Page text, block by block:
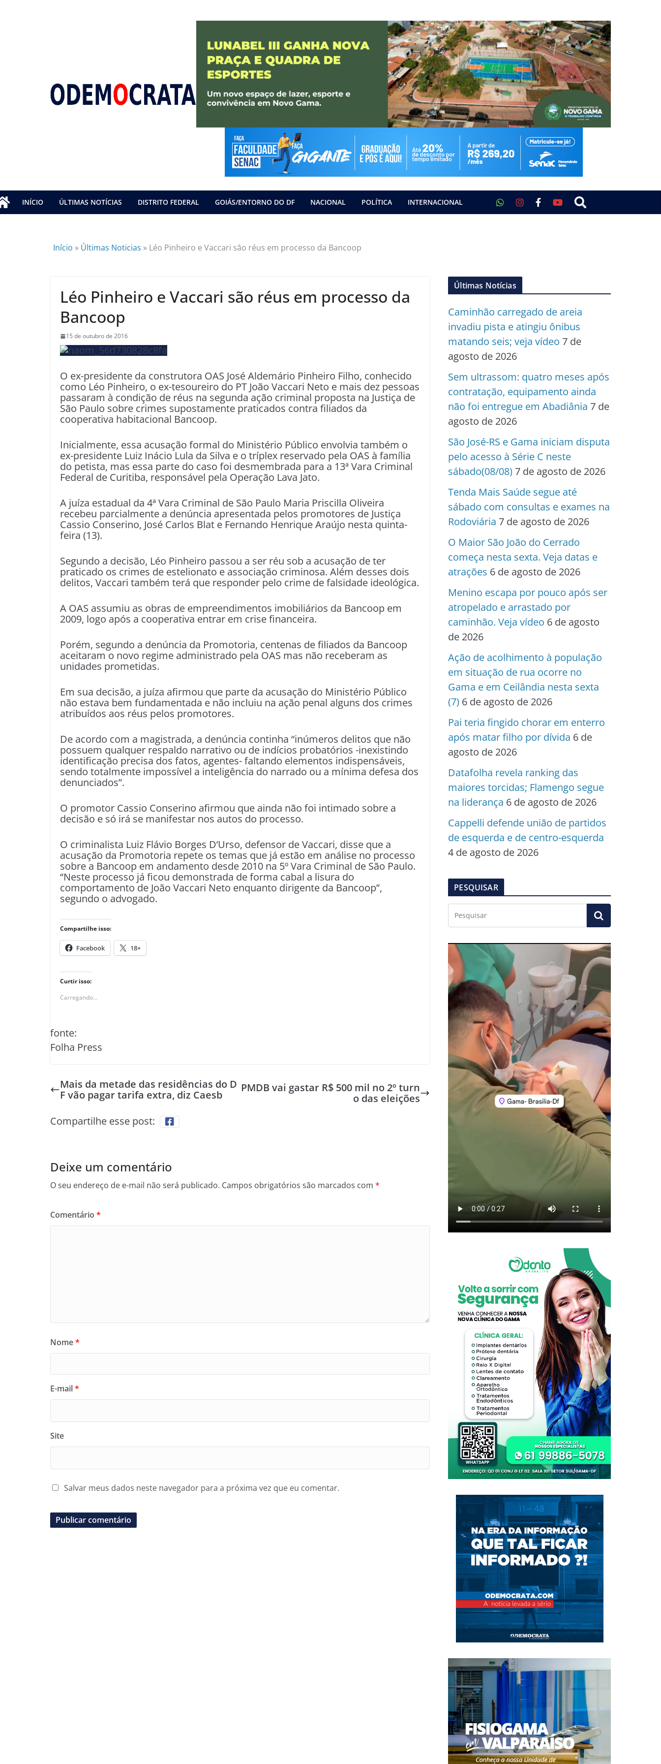
INÍCIO ÚLTIMAS NOTÍCIAS DISTRITO FEDERAL GOIÁS/ENTORNO DO DF NACIONAL POLÍTICA INTERNACIONAL
Início » Últimas Noticias » Léo Pinheiro e Vaccari são réus em processo da Bancoop
Léo Pinheiro e Vaccari são réus em processo da
Bancoop
15 de outubro de 2016
O ex-presidente da construtora OAS José Aldemário Pinheiro Filho, conhecido
como Léo Pinheiro, o ex-tesoureiro do PT João Vaccari Neto e mais dez pessoas
passaram à condição de réus na segunda ação criminal proposta na Justiça de
São Paulo sobre crimes supostamente praticados contra filiados da
cooperativa habitacional Bancoop.
Inicialmente, essa acusação formal do Ministério Público envolvia também o
ex-presidente Luiz Inácio Lula da Silva e o tríplex reservado pela OAS à família
do petista, mas essa parte do caso foi desmembrada para a 13ª Vara Criminal
Federal de Curitiba, responsável pela Operação Lava Jato.
A juíza estadual da 4ª Vara Criminal de São Paulo Maria Priscilla Oliveira
recebeu parcialmente a denúncia apresentada pelos promotores de Justiça
Cassio Conserino, José Carlos Blat e Fernando Henrique Araújo nesta quinta-
feira (13).
Segundo a decisão, Léo Pinheiro passou a ser réu sob a acusação de ter
praticado os crimes de estelionato e associação criminosa. Além desses dois
delitos, Vaccari também terá que responder pelo crime de falsidade ideológica.
A OAS assumiu as obras de empreendimentos imobiliários da Bancoop em
2009, logo após a cooperativa entrar em crise financeira.
Porém, segundo a denúncia da Promotoria, centenas de filiados da Bancoop
aceitaram o novo regime administrado pela OAS mas não receberam as
unidades prometidas.
Em sua decisão, a juíza afirmou que parte da acusação do Ministério Público
não estava bem fundamentada e não incluiu na ação penal alguns dos crimes
atribuídos aos réus pelos promotores.
De acordo com a magistrada, a denúncia continha “inúmeros delitos que não
possuem qualquer respaldo narrativo ou de indícios probatórios -inexistindo
identificação precisa dos fatos, agentes- faltando elementos indispensáveis,
sendo totalmente impossível a inteligência do narrado ou a mínima defesa dos
denunciados”.
O promotor Cassio Conserino afirmou que ainda não foi intimado sobre a
decisão e só irá se manifestar nos autos do processo.
O criminalista Luiz Flávio Borges D’Urso, defensor de Vaccari, disse que a
acusação da Promotoria repete os temas que já estão em análise no processo
sobre a Bancoop em andamento desde 2010 na 5º Vara Criminal de São Paulo.
“Neste processo já ficou demonstrada de forma cabal a lisura do
comportamento de João Vaccari Neto enquanto dirigente da Bancoop”,
segundo o advogado.
Compartilhe isso:
Facebook 18+
Curtir isso:
Carregando...
fonte:
Folha Press
Mais da metade das residências do D
F vão pagar tarifa extra, diz Caesb
PMDB vai gastar R$ 500 mil no 2º turn
o das eleições
Compartilhe esse post:
Deixe um comentário
O seu endereço de e-mail não será publicado. Campos obrigatórios são marcados com *
Comentário *
Nome*
E-mail*
Site
Salvar meus dados neste navegador para a próxima vez que eu comentar.
Últimas Notícias
Caminhão carregado de areia
invadiu pista e atingiu ônibus
matando seis; veja vídeo 7 de
agosto de 2026
Sem ultrassom: quatro meses após
contratação, equipamento ainda
não foi entregue em Abadiânia 7 de
agosto de 2026
São José-RS e Gama iniciam disputa
pelo acesso à Série C neste
sábado(08/08) 7 de agosto de 2026
Tenda Mais Saúde segue até
sábado com consultas e exames na
Rodoviária 7 de agosto de 2026
O Maior São João do Cerrado
começa nesta sexta. Veja datas e
atrações 6 de agosto de 2026
Menino escapa por pouco após ser
atropelado e arrastado por
caminhão. Veja vídeo 6 de agosto
de 2026
Ação de acolhimento à população
em situação de rua ocorre no
Gama e em Ceilândia nesta sexta
(7) 6 de agosto de 2026
Pai teria fingido chorar em enterro
após matar filho por dívida 6 de
agosto de 2026
Datafolha revela ranking das
maiores torcidas; Flamengo segue
na liderança 6 de agosto de 2026
Cappelli defende união de partidos
de esquerda e de centro-esquerda
4 de agosto de 2026
PESQUISAR